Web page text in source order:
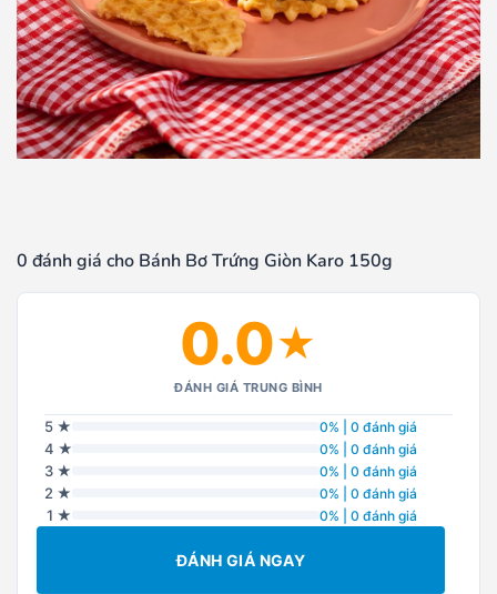
0 đánh giá cho Bánh Bơ Trứng Giòn Karo 150g
0.0★
ĐÁNH GIÁ TRUNG BÌNH
5 ★ 0% | 0 đánh giá
4 ★ 0% | 0 đánh giá
3 ★ 0% | 0 đánh giá
2 ★ 0% | 0 đánh giá
1 ★ 0% | 0 đánh giá
ĐÁNH GIÁ NGAY